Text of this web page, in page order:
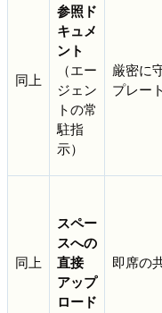
同上
参照ド
キュメ
ント
（エー
ジェン
トの常
駐指
示）
厳密に
プレート
同上
スペー
スへの
直接
アップ
ロード
即席の